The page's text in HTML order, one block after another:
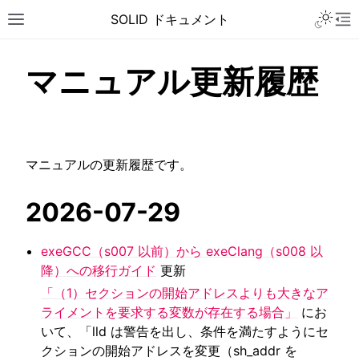
Toggle site navigation sidebar
SOLID ドキュメント
navigation of チュートリアル
navigation of ユーザーガイド
マニュアル更新履歴
マニュアルの更新履歴です。
2026-07-29
exeGCC（s007 以前）から exeClang（s008 以
降）への移行ガイド 更新
「（1）セクションの開始アドレスよりも大きなア
ライメントを要求する変数が存在する場合」
にお
いて、「lld は警告を出し、条件を満たすようにセ
クションの開始アドレスを変更（sh_addr を